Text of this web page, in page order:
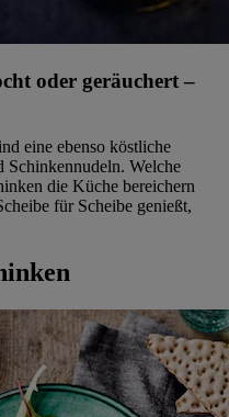
oder geräuchert –
eine ebenso köstliche
Welche
die Küche bereichern
für Scheibe genießt,